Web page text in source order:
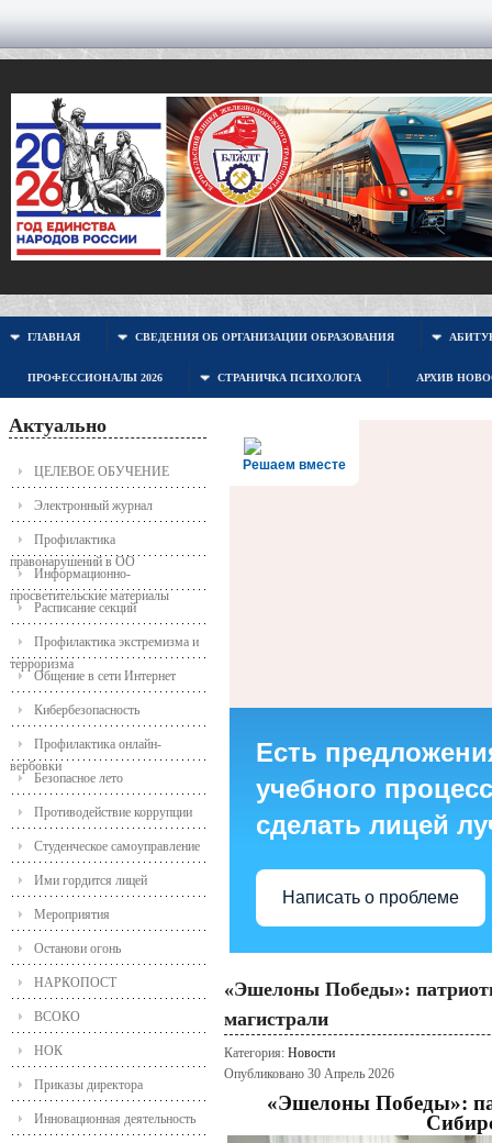
ГЛАВНАЯ СВЕДЕНИЯ ОБ ОРГАНИЗАЦИИ ОБРАЗОВАНИЯ
ПРОФЕССИОНАЛЫ 2026 СТРАНИЧКА ПСИХОЛОГА АРХИВ
Актуально
ЦЕЛЕВОЕ ОБУЧЕНИЕ
Электронный журнал
Профилактика
правонарушений в ОО
Информационно-
просветительские материалы
Расписание секций
Профилактика экстремизма и
терроризма
Общение в сети Интернет
Кибербезопасность
Профилактика онлайн-
вербовки
Безопасное лето
Противодействие коррупции
Студенческое самоуправление
Ими гордится лицей
Мероприятия
Останови огонь
НАРКОПОСТ
ВСОКО
НОК
Приказы директора
Инновационная деятельность
Решаем вместе
Есть
учебного
сделать лицей
Написать о проблеме
«Эшелоны Победы»:
магистрали
Категория: Новости
Опубликовано 30 Апрель 2026
«Эшелоны Победы»: